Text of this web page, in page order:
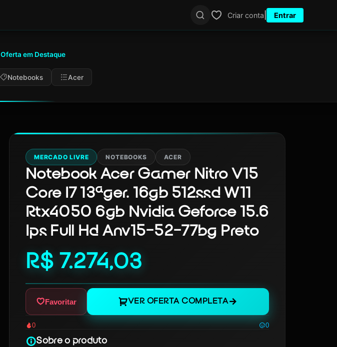
Criar conta Entrar
Oferta em Destaque
Notebooks Acer
MERCADO LIVRE NOTEBOOKS ACER
Notebook Acer Gamer Nitro V15
Core I7 13ªger. 16gb 512ssd W11
Rtx4050 6gb Nvidia Geforce 15.6
Ips Full Hd Anv15-52-77bg Preto
R$ 7.274,03
Favoritar VER OFERTA COMPLETA
0 0
Sobre o produto